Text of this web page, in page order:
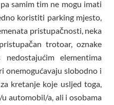
samim tim ne mogu imati
koristiti parking mjesto,
pristupačnosti, neka
trotoar, oznake
elementima
onemogućavaju slobodno i
kretanje koje usljed toga,
automobil/a, ali i osobama